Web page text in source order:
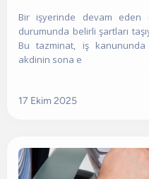
Bir işyerinde devam eden
durumunda belirli şartları
Bu tazminat, iş
akdinin sona e
17 Ekim 2025